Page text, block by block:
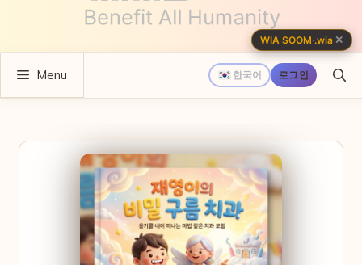
뛰
한국어 로그인
Menu
WIA SOOM·.wia ✕